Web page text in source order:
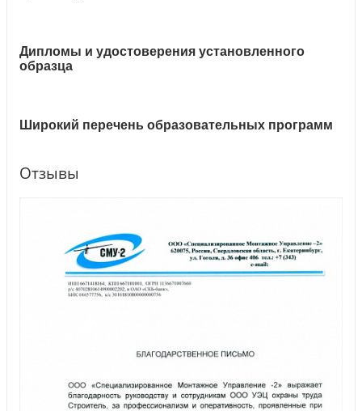
Дипломы и удостоверения установленного
образца
Широкий перечень образовательных программ
Отзывы